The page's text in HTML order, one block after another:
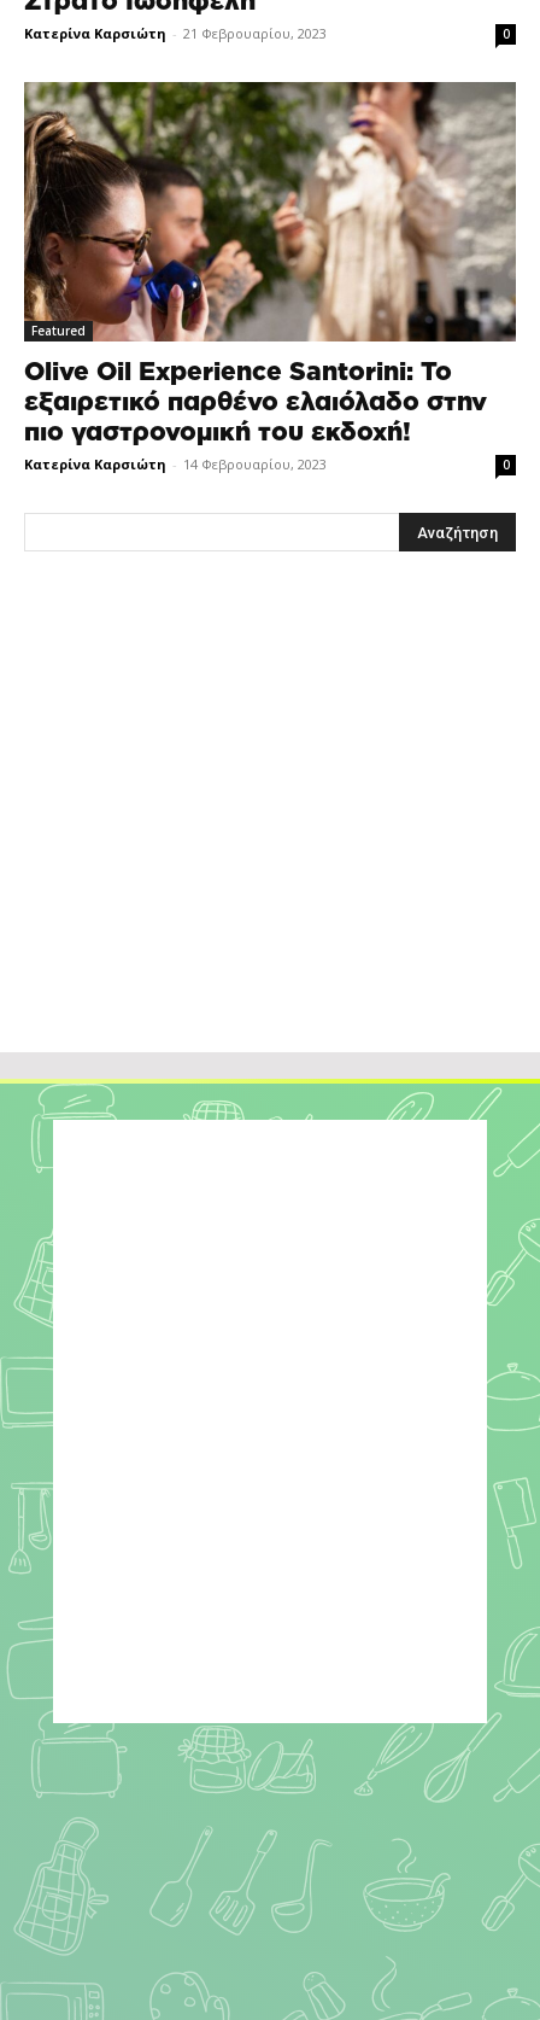
Κατερίνα Καρσιώτη - 21 Φεβρουαρίου, 2023 0
Featured
Olive Oil Experience Santorini: Το
εξαιρετικό παρθένο ελαιόλαδο στην
πιο γαστρονομική του εκδοχή!
Κατερίνα Καρσιώτη - 14 Φεβρουαρίου, 2023 0